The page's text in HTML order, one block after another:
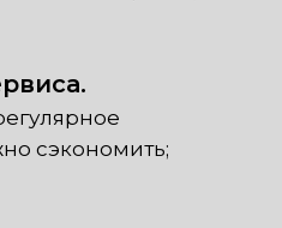
сэкономить;